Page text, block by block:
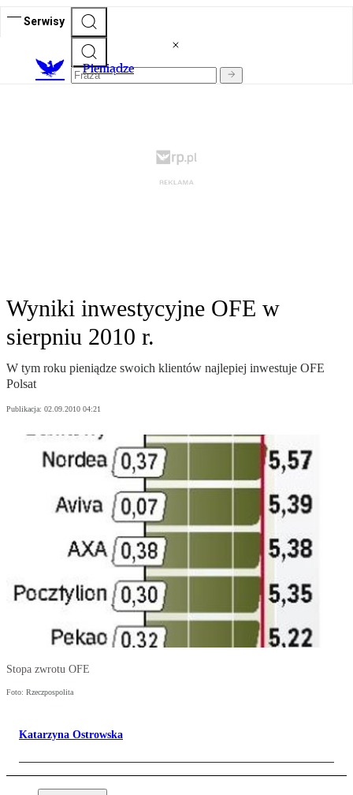
Serwisy
Pieniądze
Wyniki inwestycyjne OFE w
sierpniu 2010 r.
W tym roku pieniądze swoich klientów najlepiej inwestuje OFE
Polsat
Publikacja: 02.09.2010 04:21
Stopa zwrotu OFE
Foto: Rzeczpospolita
Katarzyna Ostrowska